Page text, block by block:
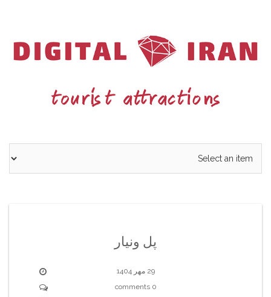
پل ونیار
29 مهر 1404
0 comments